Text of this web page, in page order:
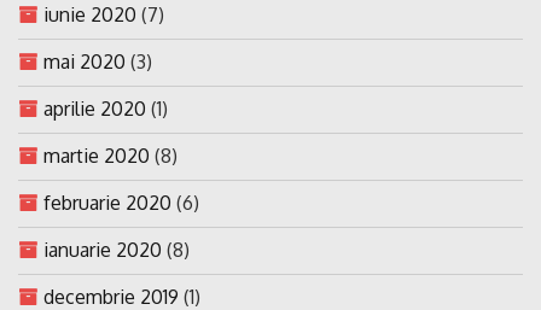
iunie 2020 (7)
mai 2020 (3)
aprilie 2020 (1)
martie 2020 (8)
februarie 2020 (6)
ianuarie 2020 (8)
decembrie 2019 (1)